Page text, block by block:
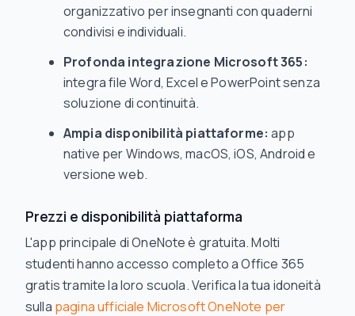
organizzativo per insegnanti con quaderni
condivisi e individuali.
Profonda integrazione Microsoft 365:
integra file Word, Excel e PowerPoint senza
soluzione di continuità.
Ampia disponibilità piattaforme: app
native per Windows, macOS, iOS, Android e
versione web.
Prezzi e disponibilità piattaforma
L'app principale di OneNote è gratuita. Molti
studenti hanno accesso completo a Office 365
gratis tramite la loro scuola. Verifica la tua idoneità
sulla pagina ufficiale Microsoft OneNote per